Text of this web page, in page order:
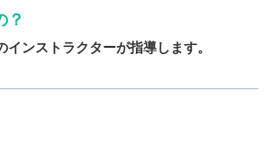
？
インストラクターが指導します。